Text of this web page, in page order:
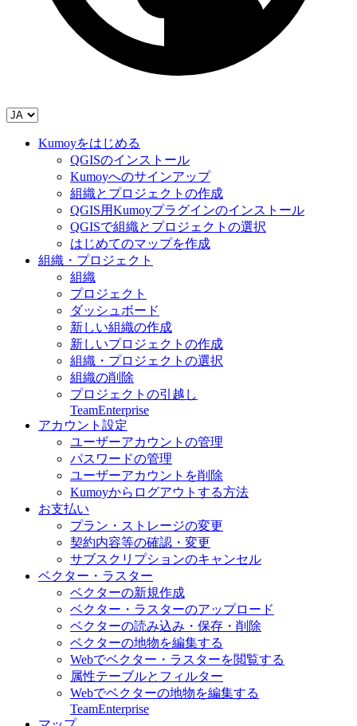
Kumoyをはじめる
QGISのインストール
Kumoyへのサインアップ
組織とプロジェクトの作成
QGIS用Kumoyプラグインのインストール
QGISで組織とプロジェクトの選択
はじめてのマップを作成
組織・プロジェクト
組織
プロジェクト
ダッシュボード
新しい組織の作成
新しいプロジェクトの作成
組織・プロジェクトの選択
組織の削除
プロジェクトの引越し
TeamEnterprise
アカウント設定
ユーザーアカウントの管理
パスワードの管理
ユーザーアカウントを削除
Kumoyからログアウトする方法
お支払い
プラン・ストレージの変更
契約内容等の確認・変更
サブスクリプションのキャンセル
ベクター・ラスター
ベクターの新規作成
ベクター・ラスターのアップロード
ベクターの読み込み・保存・削除
ベクターの地物を編集する
Webでベクター・ラスターを閲覧する
属性テーブルとフィルター
Webでベクターの地物を編集する
TeamEnterprise